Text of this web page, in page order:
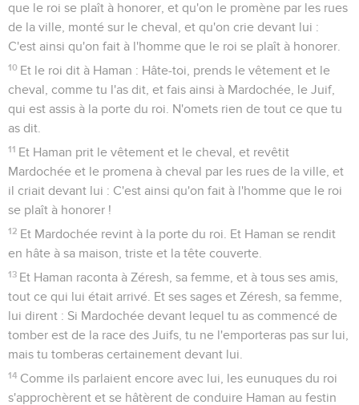
que le roi se plaît à honorer, et qu'on le promène par les rues
de la ville, monté sur le cheval, et qu'on crie devant lui :
C'est ainsi qu'on fait à l'homme que le roi se plaît à honorer.
10 Et le roi dit à Haman : Hâte-toi, prends le vêtement et le
cheval, comme tu l'as dit, et fais ainsi à Mardochée, le Juif,
qui est assis à la porte du roi. N'omets rien de tout ce que tu
as dit.
11 Et Haman prit le vêtement et le cheval, et revêtit
Mardochée et le promena à cheval par les rues de la ville, et
il criait devant lui : C'est ainsi qu'on fait à l'homme que le roi
se plaît à honorer !
12 Et Mardochée revint à la porte du roi. Et Haman se rendit
en hâte à sa maison, triste et la tête couverte.
13 Et Haman raconta à Zéresh, sa femme, et à tous ses amis,
tout ce qui lui était arrivé. Et ses sages et Zéresh, sa femme,
lui dirent : Si Mardochée devant lequel tu as commencé de
tomber est de la race des Juifs, tu ne l'emporteras pas sur lui,
mais tu tomberas certainement devant lui.
14 Comme ils parlaient encore avec lui, les eunuques du roi
s'approchèrent et se hâtèrent de conduire Haman au festin